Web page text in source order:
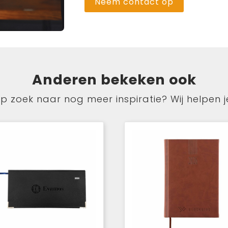
Anderen bekeken ook
zoek naar nog meer inspiratie? Wij helpen